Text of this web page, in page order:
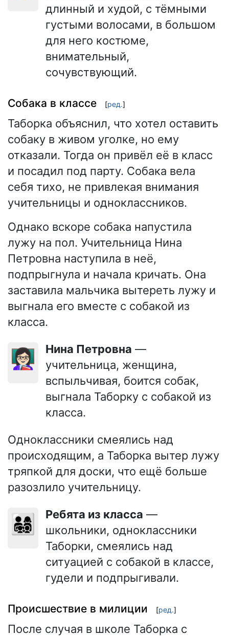
длинный и худой, с тёмными
густыми волосами, в большом
для него костюме,
внимательный,
сочувствующий.
Собака в классе [ред.]
Таборка объяснил, что хотел оставить
собаку в живом уголке, но ему
отказали. Тогда он привёл её в класс
и посадил под парту. Собака вела
себя тихо, не привлекая внимания
учительницы и одноклассников.
Однако вскоре собака напустила
лужу на пол. Учительница Нина
Петровна наступила в неё,
подпрыгнула и начала кричать. Она
заставила мальчика вытереть лужу и
выгнала его вместе с собакой из
класса.
👩🏻‍🏫 Нина Петровна —
учительница, женщина,
вспыльчивая, боится собак,
выгнала Таборку с собакой из
класса.
Одноклассники смеялись над
происходящим, а Таборка вытер лужу
тряпкой для доски, что ещё больше
разозлило учительницу.
👨‍👩‍👧‍👦 Ребята из класса —
школьники, одноклассники
Таборки, смеялись над
ситуацией с собакой в классе,
гудели и подпрыгивали.
Происшествие в милиции [ред.]
После случая в школе Таборка с